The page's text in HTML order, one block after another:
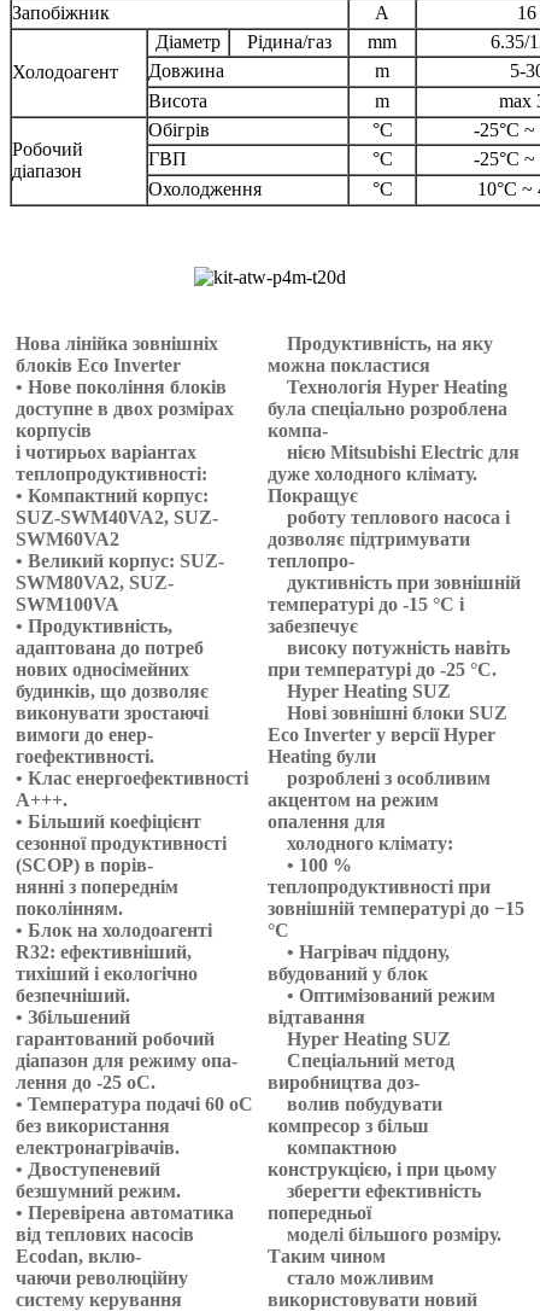
Запобіжник
A 16
Холодоагент
Діаметр Рідина/газ mm
6.35/
Довжина
m
5-
Висота
m max
Робочий
діапазон
Обігрів °C
-25°C ~
ГВП
°C
-25°C ~
Охолодження
°C 10°C ~
Нова лінійка зовнішніх
блоків Eco Inverter
• Нове покоління блоків
доступне в двох розмірах
корпусів
і чотирьох варіантах
теплопродуктивності:
• Компактний корпус:
SUZ-SWM40VA2, SUZ-
SWM60VA2
• Великий корпус: SUZ-
SWM80VA2, SUZ-
SWM100VA
• Продуктивність,
адаптована до потреб
нових односімейних
будинків, що дозволяє
виконувати зростаючі
вимоги до енер-
гоефективності.
• Клас енергоефективності
A+++.
• Більший коефіцієнт
сезонної продуктивності
(SCOP) в порів-
нянні з попереднім
поколінням.
• Блок на холодоагенті
R32: ефективніший,
тихіший і екологічно
безпечніший.
• Збільшений
гарантований робочий
діапазон для режиму опа-
лення до -25 oC.
• Температура подачі 60 oC
без використання
електронагрівачів.
• Двоступеневий
безшумний режим.
• Перевірена автоматика
від теплових насосів
Ecodan, вклю-
чаючи революційну
систему керування
Продуктивність, на яку
можна покластися
Технологія Hyper Heating
була спеціально розроблена
компа-
нією Mitsubishi Electric для
дуже холодного клімату.
Покращує
роботу теплового насоса і
дозволяє підтримувати
теплопро-
дуктивність при зовнішній
температурі до -15 °C і
забезпечує
високу потужність навіть
при температурі до -25 °C.
Hyper Heating SUZ
Нові зовнішні блоки SUZ
Eco Inverter у версії Hyper
Heating були
розроблені з особливим
акцентом на режим
опалення для
холодного клімату:
• 100 %
теплопродуктивності при
зовнішній температурі до −15
°C
• Нагрівач піддону,
вбудований у блок
• Оптимізований режим
відтавання
Hyper Heating SUZ
Спеціальний метод
виробництва доз-
волив побудувати
компресор з більш
компактною
конструкцією, і при цьому
зберегти ефективність
попередньої
моделі більшого розміру.
Таким чином
стало можливим
використовувати новий